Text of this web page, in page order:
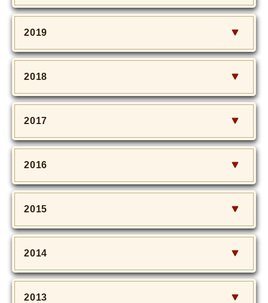
2019
2018
2017
2016
2015
2014
2013